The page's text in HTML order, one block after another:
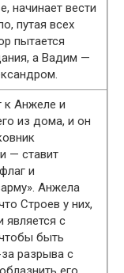
начинает вести
путая всех
пытается
а Вадим —
к Анжеле и
из дома, и он
— ставит
и
Анжела
Строев у них,
является с
быть
разрыва с